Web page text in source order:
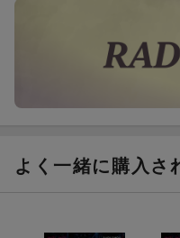
楽天モバイル紹介キャ
よく一緒に購入さ